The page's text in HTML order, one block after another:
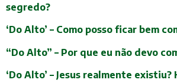
segredo?
‘Do Alto’ – Como posso ficar bem
“Do Alto” – Por que eu não devo
‘Do Alto’ – Jesus realmente existiu?